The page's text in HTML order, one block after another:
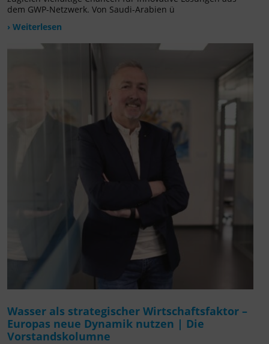
dem GWP-Netzwerk. Von Saudi-Arabien ü
› Weiterlesen
Wasser als strategischer Wirtschaftsfaktor –
Europas neue Dynamik nutzen | Die
Vorstandskolumne